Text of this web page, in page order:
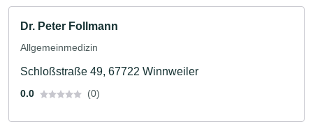
Dr. Peter Follmann
Allgemeinmedizin
Schloßstraße 49, 67722 Winnweiler
0.0 (0)